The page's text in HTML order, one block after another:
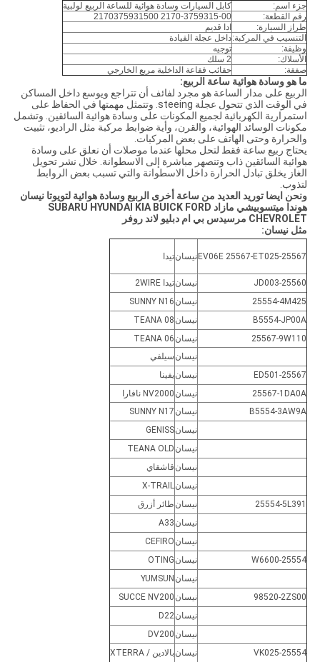
جزء اسم:
كابل السيارات وسادة هوائية للساعة الربيع لولبية
رقم القطعة:
2170-3759315-00 2170375931500
طراز السيارة:
ادا قديم
التنسيب في المركبة:داخل عجلة القيادة
وظيفة:
توجيه
الأسلاك:
2 سلك
صفقة:
حقائب فقاعة الداخلية مربع الخارجي
ما هو وسادة هوائية ساعة الربيع:
الربيع على مدار الساعة هو مجرد لفائف أن تتراجع ويوسع داخل المساكن
في الوقت الذي تتحول عجلة steeing. وتتمثل مهمتها في الحفاظ على
استمرارية الكهربائية لجميع المكونات على وسادة هوائية السائقين. وتشمل
مكونات الوسائد الهوائية، والقرن، وأية ضوابط مركبة مثل الراديو، تثبيت
والحرارة وحتى الهاتف على بعض المركبات.
يحتاج ربيع ساعة فقط لتحل محلها عندما موصلات أن نعلق على وسادة
هوائية السائقين ذاب وتنصهر مباشرة إلى الاسطوانة. خلال نشر تحويل
الغاز يخلق تبادل الحرارة داخل الاسطوانة والتي تسبب بعض الروابط
لتذوب.
ونحن ايضا توريد العديد من ساعة أخرى الربيع وسادة هوائية لتويوتا نيسان
هوندا ميتسوبيشي مازاد SUBARU HYUNDAI KIA BUICK FORD
CHEVROLET مرسيدس بي ام دبليو لاند روفر
مثل نيسان:
25567-EV06E 25567-ET025 نيسانتيدا
25560-JD003 نيسانتيدا 2WIRE
25554-4M425
نيسان SUNNY N16
B5554-JP00A
نيسان TEANA 08
25567-9W110
نيسان TEANA 06
نيسان سيلفي
25567-ED501
نيسانيفينا
25567-1DA0A
نيسان NV2000 نافارا
B5554-3AW9A
نيسان SUNNY N17
نيسانGENISS
نيسان TEANA OLD
نيسان قاشقاي
نيسانX-TRAIL
25554-5L391
نيسان طائر أزرق
نيسان A33
نيسان CEFIRO
25554-W6600
نيسان OTING
نيسان YUMSUN
98520-2ZS00
نيسان SUCCE NV200
نيسانD22
نيسان DV200
25554-VK025
نيسانبالادين / XTERRA